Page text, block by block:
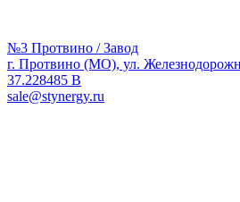
№3 Протвино / Завод
г. Протвино (МО), ул.
37.228485 В
sale@stynergy.ru